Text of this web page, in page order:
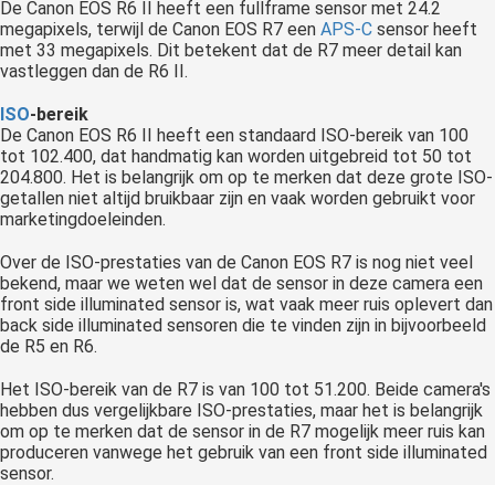
De Canon EOS R6 II heeft een fullframe sensor met 24.2
megapixels, terwijl de Canon EOS R7 een APS-C sensor heeft
met 33 megapixels. Dit betekent dat de R7 meer detail kan
vastleggen dan de R6 II.
ISO-bereik
De Canon EOS R6 II heeft een standaard ISO-bereik van 100
tot 102.400, dat handmatig kan worden uitgebreid tot 50 tot
204.800. Het is belangrijk om op te merken dat deze grote ISO-
getallen niet altijd bruikbaar zijn en vaak worden gebruikt voor
marketingdoeleinden.
Over de ISO-prestaties van de Canon EOS R7 is nog niet veel
bekend, maar we weten wel dat de sensor in deze camera een
front side illuminated sensor is, wat vaak meer ruis oplevert dan
back side illuminated sensoren die te vinden zijn in bijvoorbeeld
de R5 en R6.
Het ISO-bereik van de R7 is van 100 tot 51.200. Beide camera's
hebben dus vergelijkbare ISO-prestaties, maar het is belangrijk
om op te merken dat de sensor in de R7 mogelijk meer ruis kan
produceren vanwege het gebruik van een front side illuminated
sensor.